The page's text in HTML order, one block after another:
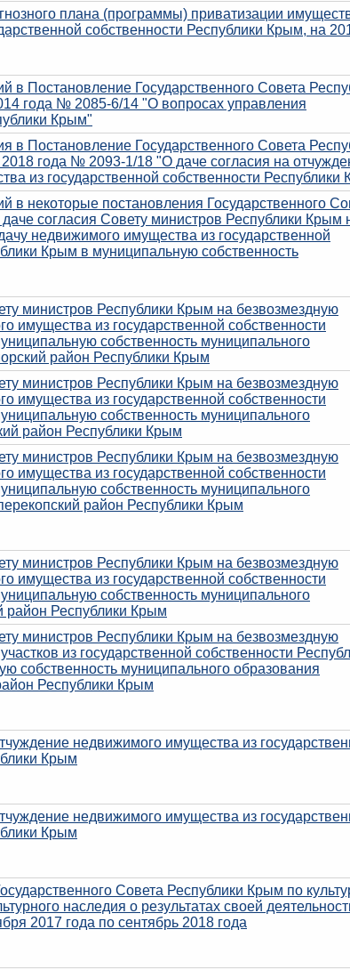
плана (программы) приватизации
собственности Республики Крым, на
в Постановление Государственного Совета
года № 2085-6/14 "О вопросах управления
Крым"
в Постановление Государственного Совета
года № 2093-1/18 "О даче согласия на
из государственной собственности Республики
в некоторые постановления Государственного
согласия Совету министров Республики Крым
недвижимого имущества из государственной
Крым в муниципальную собственность
министров Республики Крым на безвозмездную
имущества из государственной собственности
собственность муниципального
район Республики Крым
министров Республики Крым на безвозмездную
имущества из государственной собственности
собственность муниципального
район Республики Крым
министров Республики Крым на безвозмездную
имущества из государственной собственности
собственность муниципального
район Республики Крым
министров Республики Крым на безвозмездную
имущества из государственной собственности
собственность муниципального
район Республики Крым
министров Республики Крым на безвозмездную
из государственной собственности
собственность муниципального образования
Республики Крым
недвижимого имущества из
Крым
недвижимого имущества из
Крым
Совета Республики Крым по
наследия о результатах своей
2017 года по сентябрь 2018 года